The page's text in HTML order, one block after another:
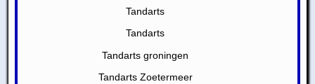
Tandarts
Tandarts
Tandarts groningen
Tandarts Zoetermeer